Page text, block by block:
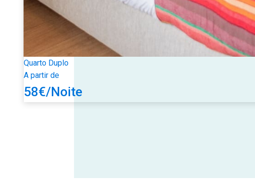
Quarto Duplo
A partir de
58€/Noite